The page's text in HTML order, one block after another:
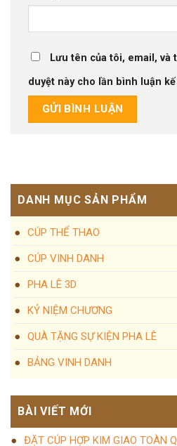
Lưu tên của tôi, email,
duyệt này cho lần bình luận
DANH MỤC SẢN PHẨM
CÚP THỂ THAO
CÚP VINH DANH
PHA LÊ 3D
KỶ NIỆM CHƯƠNG
QUÀ TẶNG SỰ KIỆN PHA LÊ
BẢNG VINH DANH
BÀI VIẾT MỚI
ĐẶT CÚP HỢP KIM GIAO TOÀN